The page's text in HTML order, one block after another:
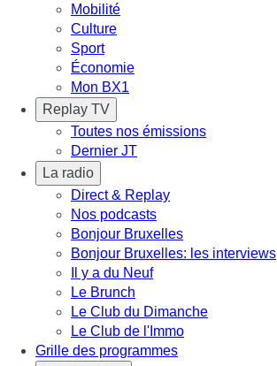
Mobilité
Culture
Sport
Économie
Mon BX1
Replay TV
Toutes nos émissions
Dernier JT
La radio
Direct & Replay
Nos podcasts
Bonjour Bruxelles
Bonjour Bruxelles: les interviews
Il y a du Neuf
Le Brunch
Le Club du Dimanche
Le Club de l'Immo
Grille des programmes